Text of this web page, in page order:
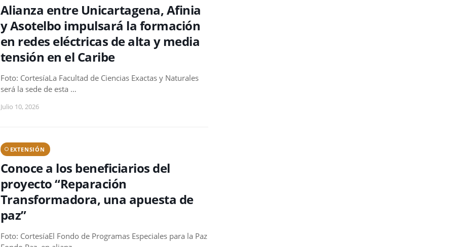
Alianza entre Unicartagena, Afinia
y Asotelbo impulsará la formación
en redes eléctricas de alta y media
tensión en el Caribe
Foto: CortesíaLa Facultad de Ciencias Exactas y Naturales
será la sede de esta …
Julio 10, 2026
EXTENSIÓN
Conoce a los beneficiarios del
proyecto “Reparación
Transformadora, una apuesta de
paz”
Foto: CortesíaEl Fondo de Programas Especiales para la Paz